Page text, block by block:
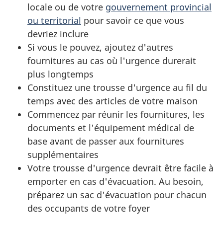
locale ou de votre gouvernement provincial
ou territorial pour savoir ce que vous
devriez inclure
Si vous le pouvez, ajoutez d'autres
fournitures au cas où l'urgence durerait
plus longtemps
Constituez une trousse d'urgence au fil du
temps avec des articles de votre maison
Commencez par réunir les fournitures, les
documents et l'équipement médical de
base avant de passer aux fournitures
supplémentaires
Votre trousse d'urgence devrait être facile à
emporter en cas d'évacuation. Au besoin,
préparez un sac d'évacuation pour chacun
des occupants de votre foyer